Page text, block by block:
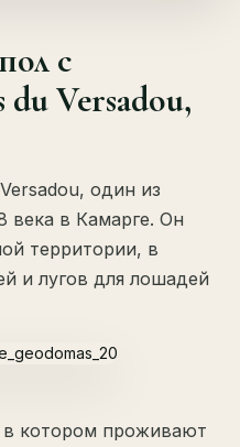
с
du Versadou,
один из
века в Камарге. Он
территории, в
и лугов для лошадей
котором проживают